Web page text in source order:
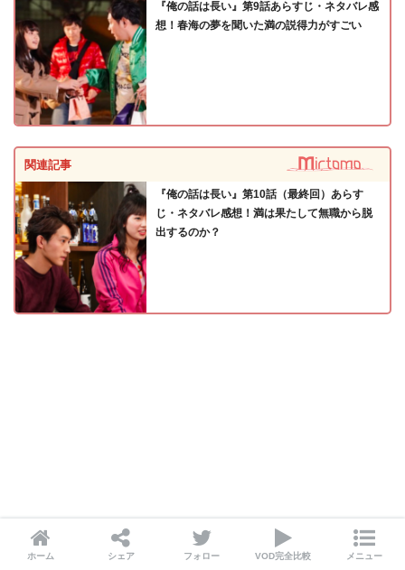
『俺の話は長い』第9話あらすじ・ネタバレ感
想！春海の夢を聞いた満の説得力がすごい
関連記事
『俺の話は長い』第10話（最終回）あらす
じ・ネタバレ感想！満は果たして無職から脱
出するのか？
ホーム シェア フォロー VOD完全比較 メニュー